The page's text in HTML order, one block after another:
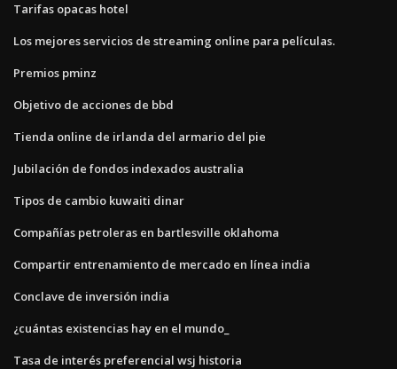
Tarifas opacas hotel
Los mejores servicios de streaming online para películas.
Premios pminz
Objetivo de acciones de bbd
Tienda online de irlanda del armario del pie
Jubilación de fondos indexados australia
Tipos de cambio kuwaiti dinar
Compañías petroleras en bartlesville oklahoma
Compartir entrenamiento de mercado en línea india
Conclave de inversión india
¿cuántas existencias hay en el mundo_
Tasa de interés preferencial wsj historia